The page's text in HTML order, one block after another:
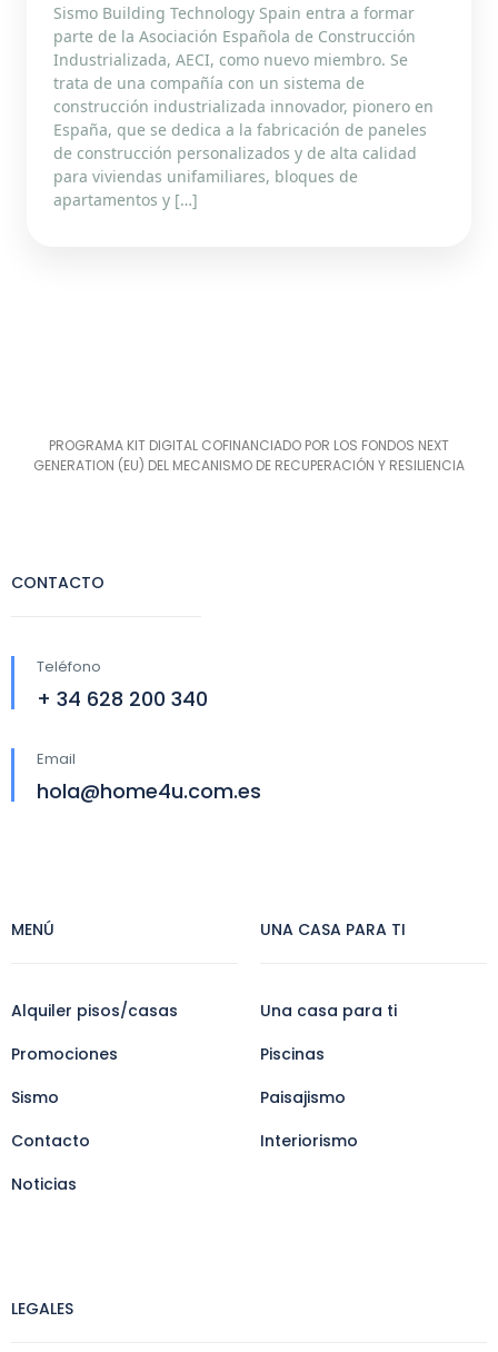
Sismo Building Technology Spain entra a formar
parte de la Asociación Española de Construcción
Industrializada, AECI, como nuevo miembro. Se
trata de una compañía con un sistema de
construcción industrializada innovador, pionero en
España, que se dedica a la fabricación de paneles
de construcción personalizados y de alta calidad
para viviendas unifamiliares, bloques de
apartamentos y […]
PROGRAMA KIT DIGITAL COFINANCIADO POR LOS FONDOS NEXT
GENERATION (EU) DEL MECANISMO DE RECUPERACIÓN Y RESILIENCIA
CONTACTO
Teléfono
+ 34 628 200 340
Email
hola@home4u.com.es
MENÚ
Alquiler pisos/casas
Promociones
Sismo
Contacto
Noticias
UNA CASA PARA TI
Una casa para ti
Piscinas
Paisajismo
Interiorismo
LEGALES